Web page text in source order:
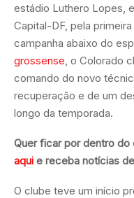
estádio Luthero Lopes,
Capital-DF, pela
campanha abaixo do
grossense , o Colorado
comando do novo
recuperação e de um
longo da temporada.
Quer ficar por dentro
aqui e receba notícias
O clube teve um início